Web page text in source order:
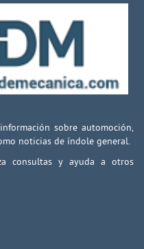
sobre automoción,
noticias de índole general.
consultas y ayuda a otros